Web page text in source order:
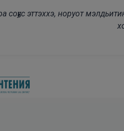
соҕус эттэххэ, норуот